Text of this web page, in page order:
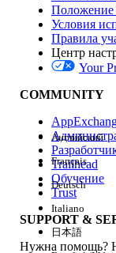
Версия
Возможности
Положение
Условия
Правила
Центр
Your
COMMUNITY
Trailhead
Обучение
Trust
SUPPORT &
Нужна помощь?
Английский
Français
Deutsch
Italiano
日本語